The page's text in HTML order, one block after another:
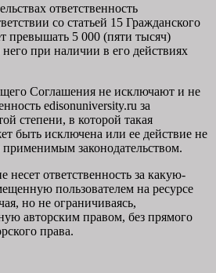
ответственность
со статьей 15 Гражданского
превышать 5 000 (пяти тысяч)
него при наличии в его действиях
Соглашения не исключают и не
edisonuniversity.ru за
степени, в которой такая
быть исключена или ее действие не
законодательством.
несет ответственность за какую-
пользователем на ресурсе
но не ограничиваясь,
авторским правом, без прямого
права.